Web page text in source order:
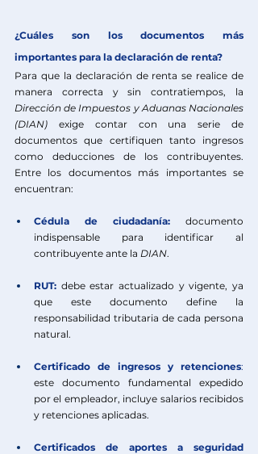
¿Cuáles son los documentos más
importantes para la declaración de renta?
Para que la declaración de renta se realice de
Dirección de Impuestos y Aduanas Nacionales
(DIAN) exige contar con una serie de
documentos que certifiquen tanto ingresos
como deducciones de los contribuyentes.
Entre los documentos más importantes se
encuentran:
Cédula de ciudadanía: documento
indispensable para identificar al
contribuyente ante la DIAN.
RUT: debe estar actualizado y vigente, ya
que este documento define la
responsabilidad tributaria de cada persona
natural.
Certificado de ingresos y retenciones
este documento fundamental expedido
por el empleador, incluye salarios recibidos
y retenciones aplicadas.
Certificados de aportes a seguridad